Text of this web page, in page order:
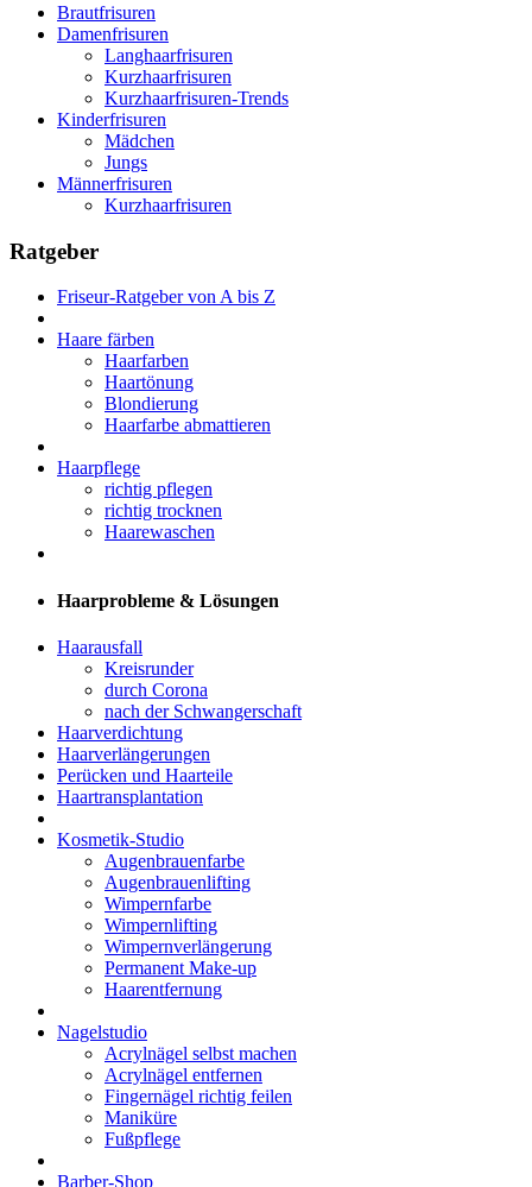
Brautfrisuren
Damenfrisuren
Langhaarfrisuren
Kurzhaarfrisuren
Kurzhaarfrisuren-Trends
Kinderfrisuren
Mädchen
Jungs
Männerfrisuren
Kurzhaarfrisuren
Ratgeber
Friseur-Ratgeber von A bis Z
Haare färben
Haarfarben
Haartönung
Blondierung
Haarfarbe abmattieren
Haarpflege
richtig pflegen
richtig trocknen
Haarewaschen
Haarprobleme & Lösungen
Haarausfall
Kreisrunder
durch Corona
nach der Schwangerschaft
Haarverdichtung
Haarverlängerungen
Perücken und Haarteile
Haartransplantation
Kosmetik-Studio
Augenbrauenfarbe
Augenbrauenlifting
Wimpernfarbe
Wimpernlifting
Wimpernverlängerung
Permanent Make-up
Haarentfernung
Nagelstudio
Acrylnägel selbst machen
Acrylnägel entfernen
Fingernägel richtig feilen
Maniküre
Fußpflege
Barber-Shop